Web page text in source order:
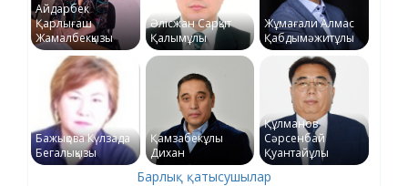
Айдарбек
Қарлығаш
Жамалбекқызы
Әлісжан Сарқыт
Қалымұлы
Жұмағали Алмас
Қабдымәжитұлы
Бажықова Күлзада
Бегалықызы
Қамзабекұлы
Дихан
Құлманов
Сәрсенбай
Қуантайұлы
Барлық қатысушылар